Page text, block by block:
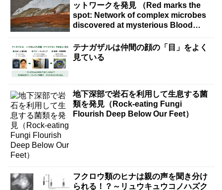
ットワークを発見 （Red marks the
spot: Network of complex microbes
discovered at mysterious Blood
テナガザルは仲間の顔の「目」をよく
見ている
地下深部で岩石を利用して生息する菌
類を発見（Rock-eating Fungi
Flourish Deep Below Our Feet）
フクロウ類のヒナは親の声を聞き分け
られる！？～リュウキュウコノハズク